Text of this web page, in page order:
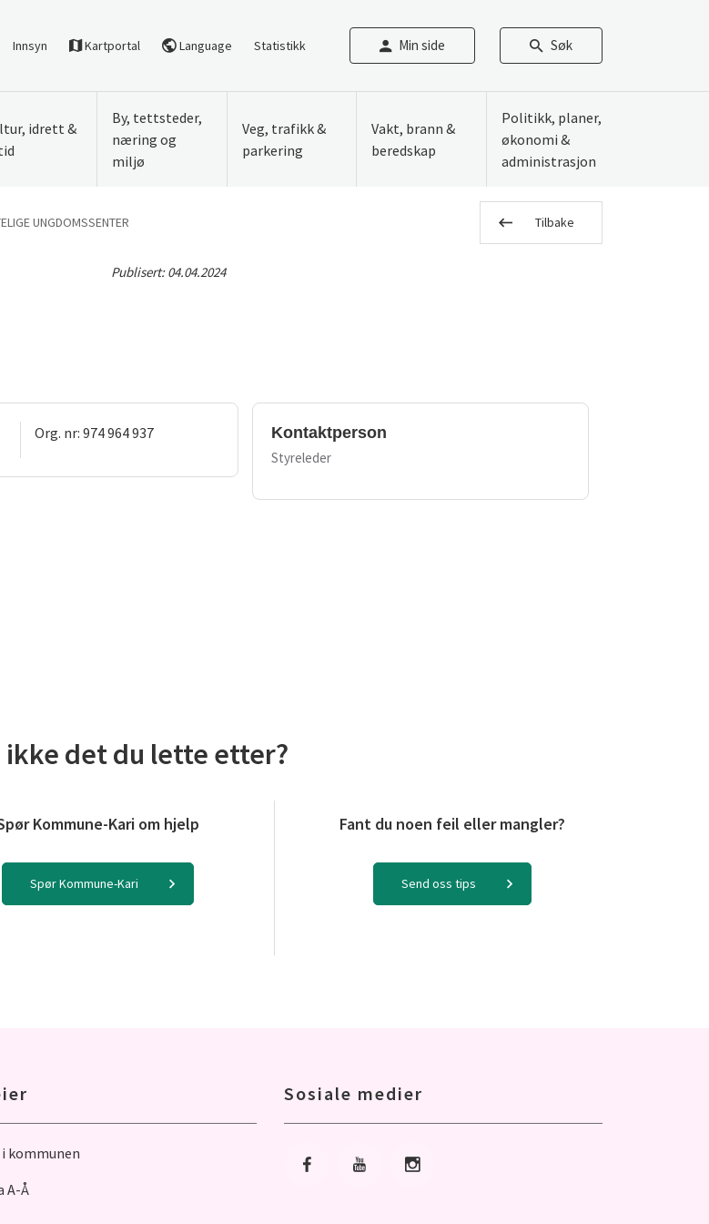
Innsyn Kartportal Language Statistikk Min side Søk
idrett &
By, tettsteder,
næring og
miljø
Veg, trafikk &
parkering
Vakt, brann &
beredskap
Politikk, planer,
økonomi &
administrasjon
UNGDOMSSENTER Tilbake
Publisert:04.04.2024
Org. nr: 974 964 937 Kontaktperson
Styreleder
ikke det du lette etter?
Kommune-Kari om hjelp
Spør Kommune-Kari
Fant du noen feil eller mangler?
Send oss tips
kommunen
A-Å
Sosiale medier
Gå til Facebook
Gå til YoutubeGå til Instagram